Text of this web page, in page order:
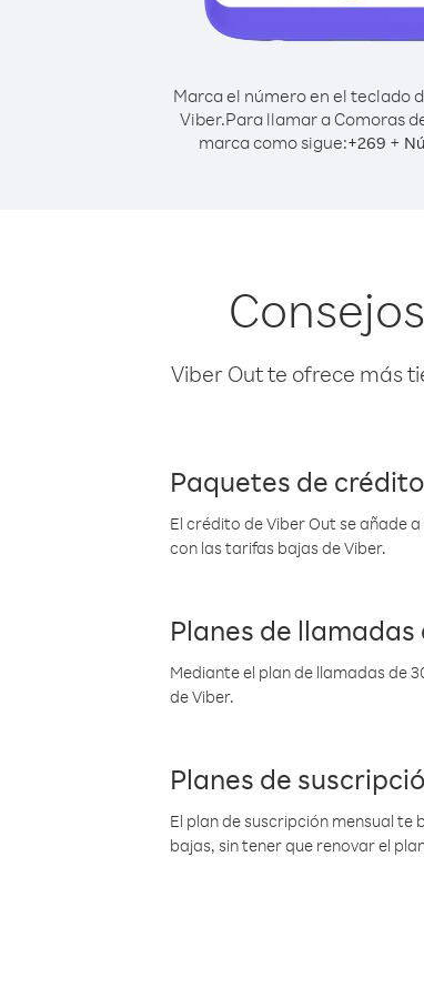
Marca el número en el teclado
Viber.Para llamar a Comoras
marca como sigue:+269 +
Viber Out te ofrece más
Paquetes de crédito
El crédito de Viber Out se añade
con las tarifas bajas de Viber.
Planes de llamadas
Mediante el plan de llamadas de
de Viber.
Planes de
El plan de suscripción mensual
bajas, sin tener que renovar el